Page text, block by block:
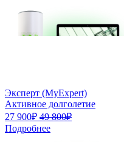
Эксперт (MyExpert)
Активное долголетие
27 900₽ 49 800₽
Подробнее